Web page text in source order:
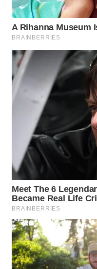
WN
SIMALUNGUN
LABUHANBATU
WN
TAPANULI
TENGAH
WN DELI
SERDANG
WN
TEBING
TINGGI
WN
PAKPAK
WN